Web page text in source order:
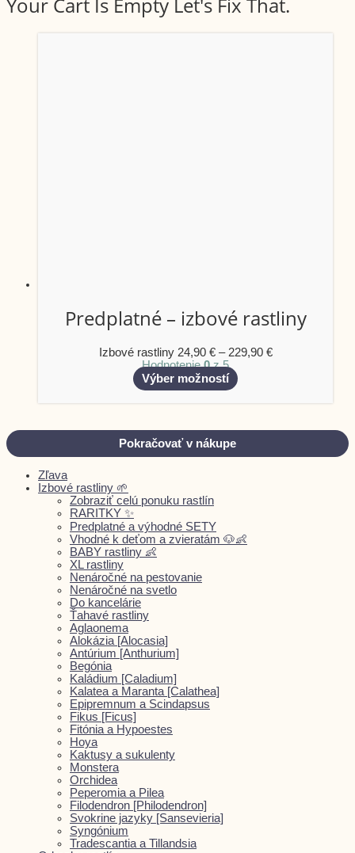
Your Cart Is Empty Let's Fix That.
Predplatné – izbové rastliny
Izbové rastliny 24,90 € – 229,90 €
Hodnotenie0z 5
Výber možností
Pokračovať v nákupe
Zľava
Izbové rastliny 🌱
Zobraziť celú ponuku rastlín
RARITKY ✨
Predplatné a výhodné SETY
Vhodné k deťom a zvieratám 🐶👶
BABY rastliny 👶
XL rastliny
Nenáročné na pestovanie
Nenáročné na svetlo
Do kancelárie
Ťahavé rastliny
Aglaonema
Alokázia [Alocasia]
Antúrium [Anthurium]
Begónia
Kaládium [Caladium]
Kalatea a Maranta [Calathea]
Epipremnum a Scindapsus
Fikus [Ficus]
Fitónia a Hypoestes
Hoya
Kaktusy a sukulenty
Monstera
Orchidea
Peperomia a Pilea
Filodendron [Philodendron]
Svokrine jazyky [Sansevieria]
Syngónium
Tradescantia a Tillandsia